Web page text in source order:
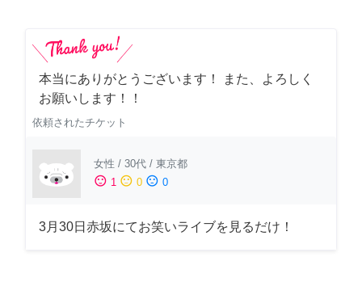
本当にありがとうございます！ また、よろしく
お願いします！！
依頼されたチケット
女性 / 30代 / 東京都
sentiment_satisfied 1 sentiment_neutral 0 sentiment_dissatisfied 0
3月30日赤坂にてお笑いライブを見るだけ！